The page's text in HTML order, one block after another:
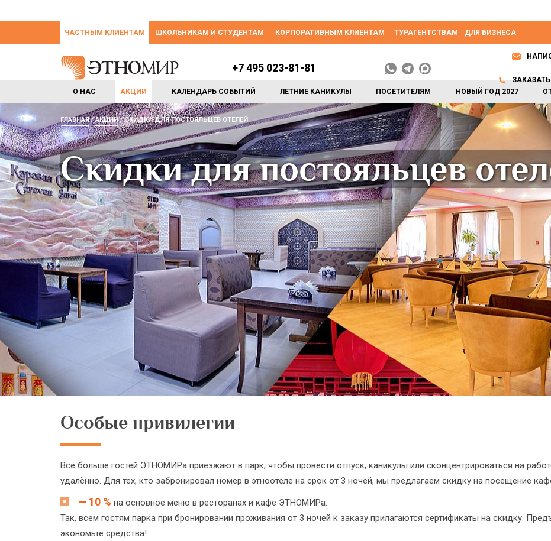
ЧАСТНЫМ КЛИЕНТАМ ШКОЛЬНИКАМ И СТУДЕНТАМ КОРПОРАТИВНЫМ КЛИЕНТАМ ТУРАГЕНТСТВАМ ДЛЯ БИЗНЕСА
О НАС АКЦИИ КАЛЕНДАРЬ СОБЫТИЙ ЛЕТНИЕ КАНИКУЛЫ ПОСЕТИТЕЛЯМ НОВЫЙ ГОД 2027
+7 495 023-81-81
ГЛАВНАЯ АКЦИИ СКИДКИ ДЛЯ ПОСТОЯЛЬЦЕВ ОТЕЛЕЙ
Скидки для постояльцев
Особые привилегии
Всё больше гостей ЭТНОМИРа приезжают в парк, чтобы провести отпуск, каникулы или сконцентрироваться на
удалённо. Для тех, кто забронировал номер в этноотеле на срок от 3 ночей, мы предлагаем скидку на посещение
— 10 % на основное меню в ресторанах и кафе ЭТНОМИРа.
Так, всем гостям парка при бронировании проживания от 3 ночей к заказу прилагаются сертификаты на скидку.
экономьте средства!